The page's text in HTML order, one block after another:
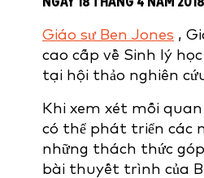
Giáo sư Ben Jones ,
cao cấp về Sinh lý
tại hội thảo nghiên
Khi xem xét mối
có thể phát triển các
những thách thức
bài thuyết trình của